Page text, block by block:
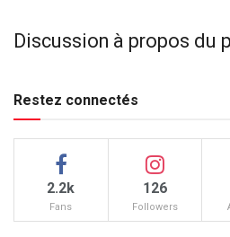
Discussion à propos du
Restez connectés
2.2k
Fans
126
Followers